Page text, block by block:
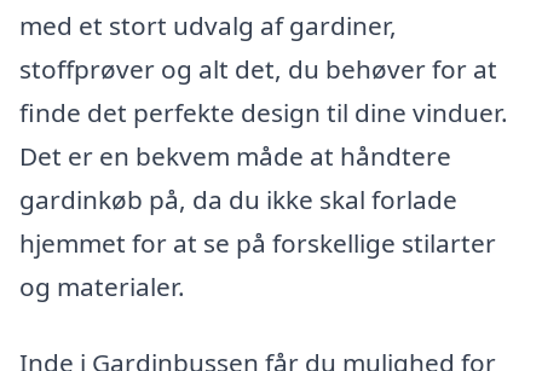
med et stort udvalg af gardiner,
stoffprøver og alt det, du behøver for at
finde det perfekte design til dine vinduer.
Det er en bekvem måde at håndtere
gardinkøb på, da du ikke skal forlade
hjemmet for at se på forskellige stilarter
og materialer.
Inde i Gardinbussen får du mulighed for